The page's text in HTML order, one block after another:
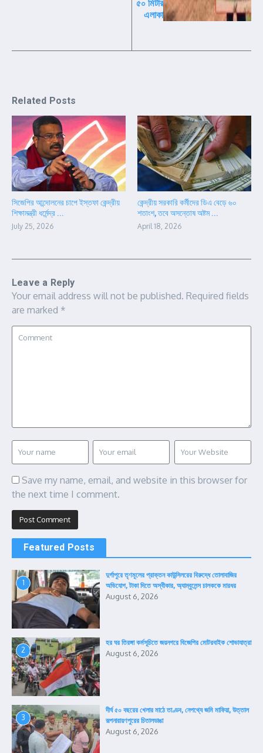
৫০ মিটার
এলাকা
Related Posts
সিজেপির আন্দোলনের চাপে ইস্তফা কেন্দ্রীয়
শিক্ষামন্ত্রী ধর্মেন্দ্র ...
July 25, 2026
কেন্দ্রীয় সরকারি কর্মীদের ডিএ বেড়ে ৬০
শতাংশ, তবে অসন্তোষ অষ্টম ...
April 18, 2026
Leave a Reply
Your email address will not be published. Required fields
are marked *
Save my name, email, and website in this browser for
the next time I comment.
Featured Posts
1
দুর্গাপুরে তৃণমূলের প্রাক্তন কাউন্সিলরের বিরুদ্ধে তোলাবাজির
অভিযোগ, টাকা দিতে অস্বীকার, অ্যাম্বুলেন্স চালককে মারধর
August 6, 2026
2
হর ঘর তিরঙ্গা কর্মসূচিতে জয়নগরে বিজেপির মোটরবাইক শোভাযাত্রা
August 6, 2026
3
দীর্ঘ ৫০ বছরের খেলার মাঠে তাণ্ডব, নেপথ্যে জমি মাফিয়া, উত্তাল
রূপনারায়ণপুরের চিতালডাঙা
August 6, 2026